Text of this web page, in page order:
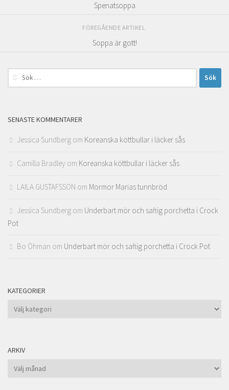
Spenatsoppa
FÖREGÅENDE ARTIKEL
Soppa är gott!
Sök
efter:
SENASTE KOMMENTARER
Jessica Sundberg om Koreanska köttbullar i läcker sås
Camilla Bradley om Koreanska köttbullar i läcker sås
LAILA GUSTAFSSON om Mormor Marias tunnbröd
Jessica Sundberg om Underbart mör och saftig porchetta i Crock
Pot
Bo Öhman om Underbart mör och saftig porchetta i Crock Pot
KATEGORIER
Kategorier
ARKIV
Arkiv